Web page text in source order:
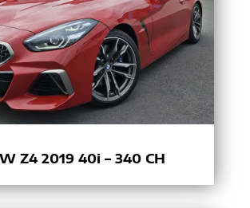
Z4 2019 40i – 340 CH